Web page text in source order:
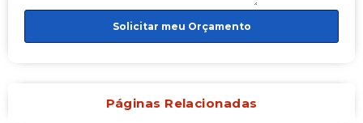
Solicitar meu Orçamento
Páginas Relacionadas